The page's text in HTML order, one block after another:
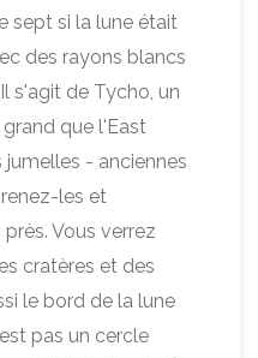
sept si la lune était
des rayons blancs
s'agit de Tycho, un
que l'East
jumelles - anciennes
les et
Vous verrez
cratères et des
le bord de la lune
pas un cercle